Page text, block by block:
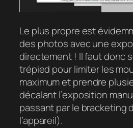
Le plus propre est
des photos avec une
directement ! Il faut donc
trépied pour limiter les
maximum et prendre
décalant l’exposition
passant par le bracketing
l’appareil).